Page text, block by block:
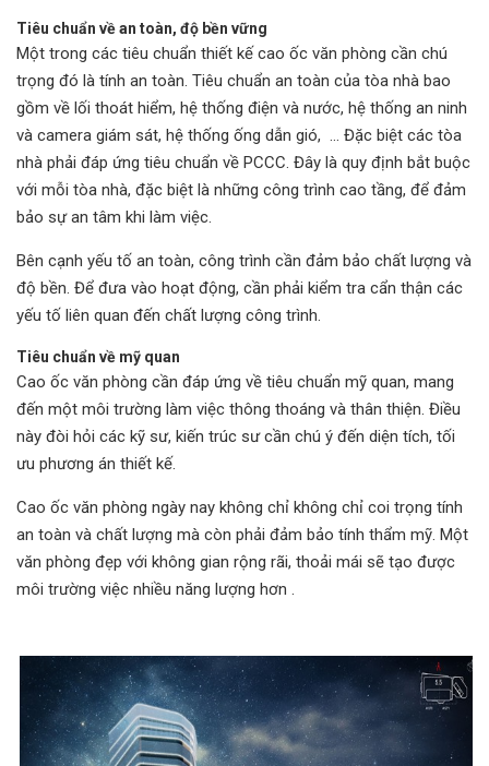
Tiêu chuẩn về an toàn, độ bền vững
Một trong các tiêu chuẩn thiết kế cao ốc văn phòng cần chú
trọng đó là tính an toàn. Tiêu chuẩn an toàn của tòa nhà bao
gồm về lối thoát hiểm, hệ thống điện và nước, hệ thống an ninh
và camera giám sát, hệ thống ống dẫn gió, … Đặc biệt các tòa
nhà phải đáp ứng tiêu chuẩn về PCCC. Đây là quy định bắt buộc
với mỗi tòa nhà, đặc biệt là những công trình cao tầng, để đảm
bảo sự an tâm khi làm việc.
Bên cạnh yếu tố an toàn, công trình cần đảm bảo chất lượng và
độ bền. Để đưa vào hoạt động, cần phải kiểm tra cẩn thận các
yếu tố liên quan đến chất lượng công trình.
Tiêu chuẩn về mỹ quan
Cao ốc văn phòng cần đáp ứng về tiêu chuẩn mỹ quan, mang
đến một môi trường làm việc thông thoáng và thân thiện. Điều
này đòi hỏi các kỹ sư, kiến trúc sư cần chú ý đến diện tích, tối
ưu phương án thiết kế.
Cao ốc văn phòng ngày nay không chỉ không chỉ coi trọng tính
an toàn và chất lượng mà còn phải đảm bảo tính thẩm mỹ. Một
văn phòng đẹp với không gian rộng rãi, thoải mái sẽ tạo được
môi trường việc nhiều năng lượng hơn .